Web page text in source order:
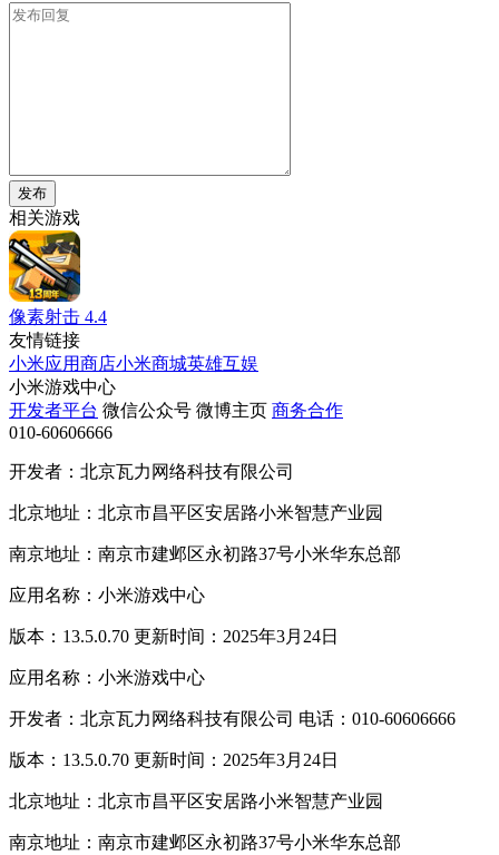
发布
相关游戏
像素射击 4.4
友情链接
小米应用商店小米商城英雄互娱
小米游戏中心
开发者平台 微信公众号 微博主页 商务合作
010-60606666
开发者：北京瓦力网络科技有限公司
北京地址：北京市昌平区安居路小米智慧产业园
南京地址：南京市建邺区永初路37号小米华东总部
应用名称：小米游戏中心
版本：13.5.0.70 更新时间：2025年3月24日
应用名称：小米游戏中心
开发者：北京瓦力网络科技有限公司 电话：010-60606666
版本：13.5.0.70 更新时间：2025年3月24日
北京地址：北京市昌平区安居路小米智慧产业园
南京地址：南京市建邺区永初路37号小米华东总部